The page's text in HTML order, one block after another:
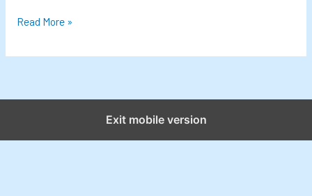
T
p
J
t
Read More »
Exit mobile version